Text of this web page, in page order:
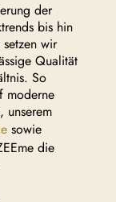
der
bis hin
wir
Qualität
So
moderne
unserem
sowie
die